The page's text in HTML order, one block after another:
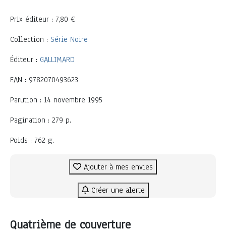
Prix éditeur : 7,80 €
Collection : Série Noire
Éditeur : GALLIMARD
EAN : 9782070493623
Parution : 14 novembre 1995
Pagination : 279 p.
Poids : 762 g.
Ajouter à mes envies
Créer une alerte
Quatrième de couverture